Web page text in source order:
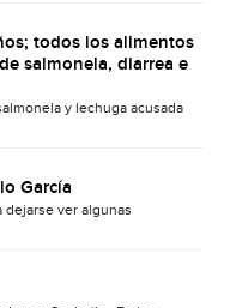
todos los alimentos
salmonela, diarrea e
y lechuga acusada
García
dejarse ver algunas